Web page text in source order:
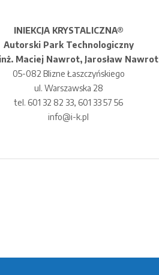
INIEKCJA KRYSTALICZNA®
Autorski Park Technologiczny
Maciej Nawrot, Jarosław Nawrot
05-082 Blizne Łaszczyńskiego
ul. Warszawska 28
tel. 601 32 82 33, 601 33 57 56
info@i-k.pl